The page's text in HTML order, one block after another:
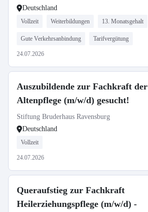
Oberhofen gesucht!
Deutschland
Vollzeit Weiterbildungen 13. Monatsgehalt
Gute Verkehrsanbindung Tarifvergütung
24.07.2026
Auszubildende zur Fachkraft der
Altenpflege (m/w/d) gesucht!
Stiftung Bruderhaus Ravensburg
Deutschland
Vollzeit
24.07.2026
Queraufstieg zur Fachkraft
Heilerziehungspflege (m/w/d) -